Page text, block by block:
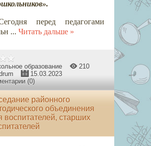
перед педагогами
... Читать дальше »
образование
210
15.03.2023
(0)
районного
объединения
воспитателей, старших